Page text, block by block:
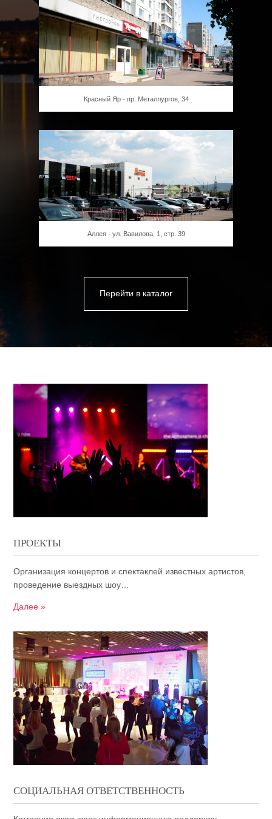
Красный Яр - пр. Металлургов, 34
Аллея - ул. Вавилова, 1, стр. 39
Перейти в каталог
ПРОЕКТЫ
Организация концертов и спектаклей известных артистов,
проведение выездных шоу…
Далее »
СОЦИАЛЬНАЯ ОТВЕТСТВЕННОСТЬ